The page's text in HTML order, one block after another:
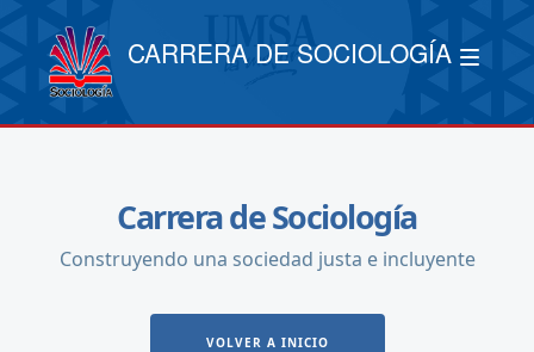
CARRERA DE SOCIOLOGÍA
Carrera de Sociología
Construyendo una sociedad justa e incluyente
VOLVER A INICIO